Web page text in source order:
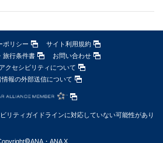
ポリシー
サイト利用規約
旅行条件書
お問い合わせ
クセシビリティについて
情報の外部送信について
リティガイドラインに対応していない可能性があり
ANA・ANA X